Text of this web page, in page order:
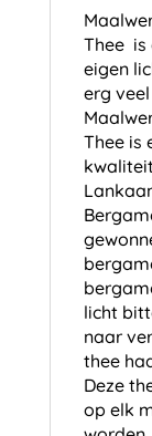
Thee is
eigen
erg
Thee is
licht
naar
thee
Deze
op elk